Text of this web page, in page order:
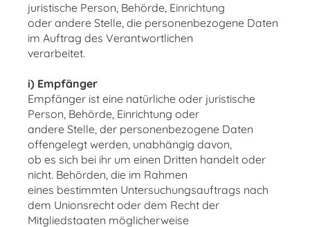
juristische Person, Behörde, Einrichtung
oder andere Stelle, die personenbezogene Daten
im Auftrag des Verantwortlichen
verarbeitet.
i) Empfänger
Empfänger ist eine natürliche oder juristische
Person, Behörde, Einrichtung oder
andere Stelle, der personenbezogene Daten
offengelegt werden, unabhängig davon,
ob es sich bei ihr um einen Dritten handelt oder
nicht. Behörden, die im Rahmen
eines bestimmten Untersuchungsauftrags nach
dem Unionsrecht oder dem Recht der
Mitgliedstaaten möglicherweise